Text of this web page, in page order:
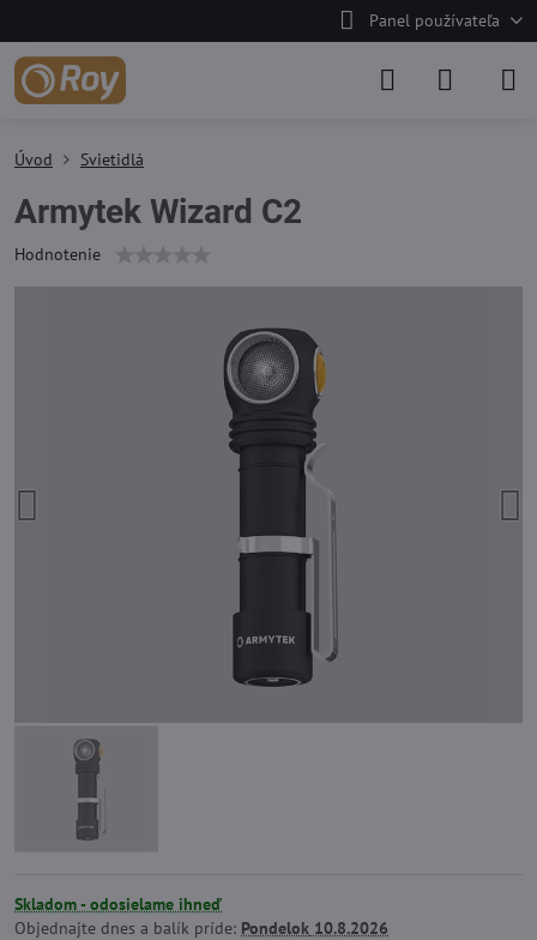
Panel používateľa
Úvod Svietidlá
Armytek Wizard C2
Hodnotenie
Skladom - odosielame ihneď
Objednajte dnes a balík príde: Pondelok 10.8.2026